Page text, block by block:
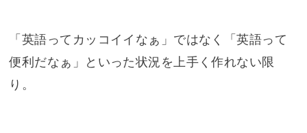
「英語ってカッコイイなぁ」ではなく「英語って
便利だなぁ」といった状況を上手く作れない限
り。